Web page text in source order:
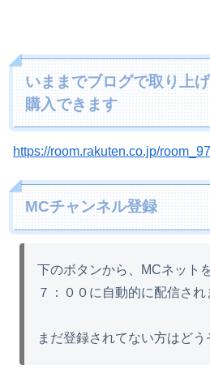
いままでブログで取り上
購入できます
https://room.rakuten.co.jp/
MCチャンネル登録
下のボタンから、MCネット
７：００に自動的に配信され
まだ登録されてない方はどう